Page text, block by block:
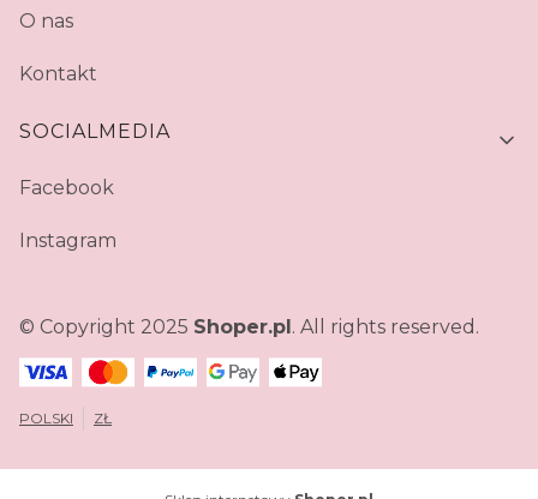
O nas
Kontakt
SOCIALMEDIA
Facebook
Instagram
© Copyright 2025 Shoper.pl. All rights reserved.
POLSKI ZŁ